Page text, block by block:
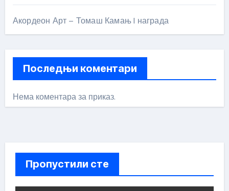
Акордеон Арт – Томаш Камањ I награда
Последњи коментари
Нема коментара за приказ.
Пропустили сте